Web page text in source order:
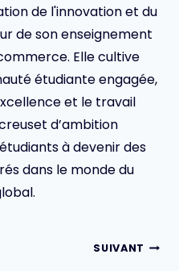
de l'innovation et du
de son enseignement
Elle cultive
étudiante engagée,
et le travail
d’ambition
à devenir des
dans le monde du
SUIVANT